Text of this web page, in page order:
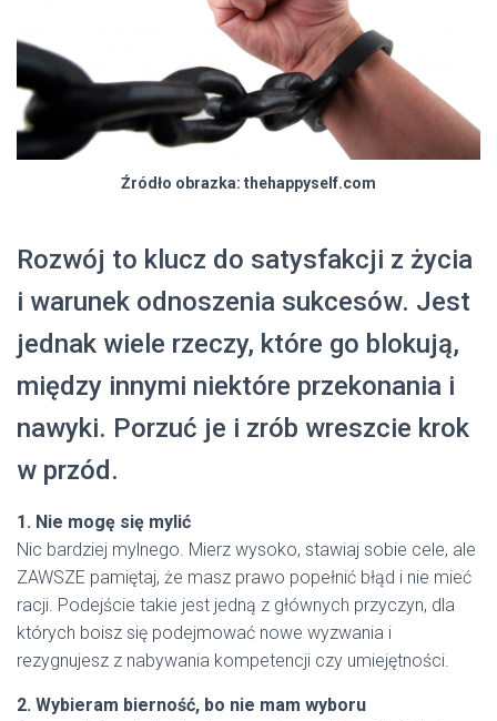
Źródło obrazka: thehappyself.com
Rozwój to klucz do satysfakcji z życia
i warunek odnoszenia sukcesów. Jest
jednak wiele rzeczy, które go blokują,
między innymi niektóre przekonania i
nawyki. Porzuć je i zrób wreszcie krok
w przód.
1. Nie mogę się mylić
Nic bardziej mylnego. Mierz wysoko, stawiaj sobie cele, ale
ZAWSZE pamiętaj, że masz prawo popełnić błąd i nie mieć
racji. Podejście takie jest jedną z głównych przyczyn, dla
których boisz się podejmować nowe wyzwania i
rezygnujesz z nabywania kompetencji czy umiejętności.
2. Wybieram bierność, bo nie mam wyboru